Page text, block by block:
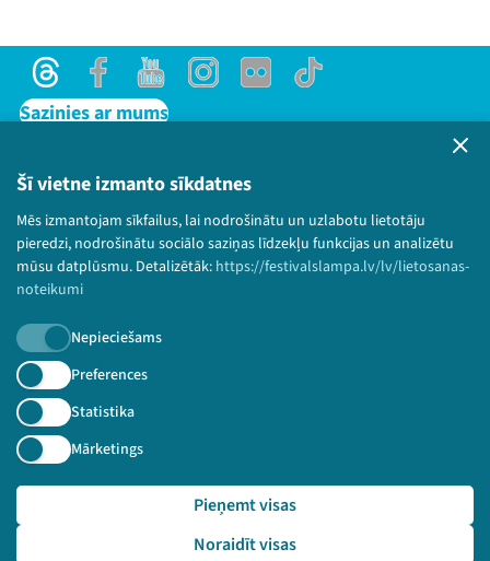
Šī vietne izmanto sīkdatnes
Mēs izmantojam sīkfailus, lai nodrošinātu un uzlabotu lietotāju
pieredzi, nodrošinātu sociālo saziņas līdzekļu funkcijas un analizētu
mūsu datplūsmu. Detalizētāk: https://festivalslampa.lv/lv/lietosanas-
noteikumi
Nepieciešams
Preferences
Statistika
Mārketings
Noraidīt visas
Pieņemt visas
ThreadsFacebookYoutubeInstagram
Flick TikTok
Sazinies ar mums
Lietošanas noteikumi un sīkdatņu politika
Bērnu aizsardzības politika
© 2026 Sarunu festivāls LAMPA Visas tiesības
paturētas.
Piesakies jaunumiem!
Nepalaid garām aktuālāko informāciju!
Pieteikties